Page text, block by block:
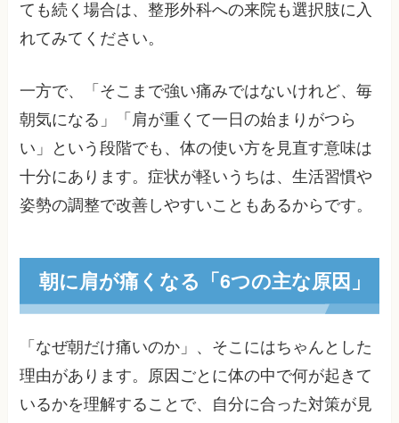
ても続く場合は、整形外科への来院も選択肢に入
れてみてください。
一方で、「そこまで強い痛みではないけれど、毎
朝気になる」「肩が重くて一日の始まりがつら
い」という段階でも、体の使い方を見直す意味は
十分にあります。症状が軽いうちは、生活習慣や
姿勢の調整で改善しやすいこともあるからです。
朝に肩が痛くなる「6つの主な原因」
「なぜ朝だけ痛いのか」、そこにはちゃんとした
理由があります。原因ごとに体の中で何が起きて
いるかを理解することで、自分に合った対策が見